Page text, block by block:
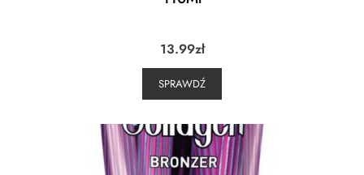
13.99zł
SPRAWDŹ